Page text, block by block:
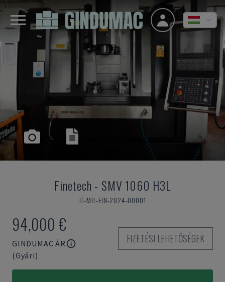
Finetech - SMV 1060 H3L
IT-MIL-FIN-2024-00001
94,000 €
GINDUMAC ÁR
(Gyári)
FIZETÉSI LEHETŐSÉGEK